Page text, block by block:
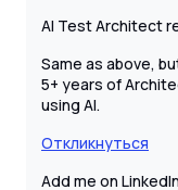
AI Test Architect
Same as above,
5+ years of
using AI.
Откликнуться
Add me on